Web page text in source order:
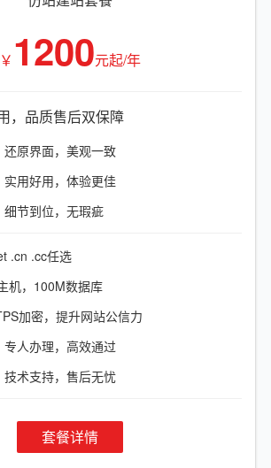
￥ 1200元起/年
，品质售后双保障
原界面，美观一致
用好用，体验更佳
细节到位，无瑕疵
.cn .cc任选
机，100M数据库
加密，提升网站公信力
人办理，高效通过
术支持，售后无忧
套餐详情